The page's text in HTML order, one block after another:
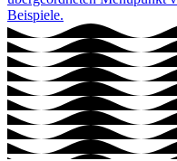
Beispiele.